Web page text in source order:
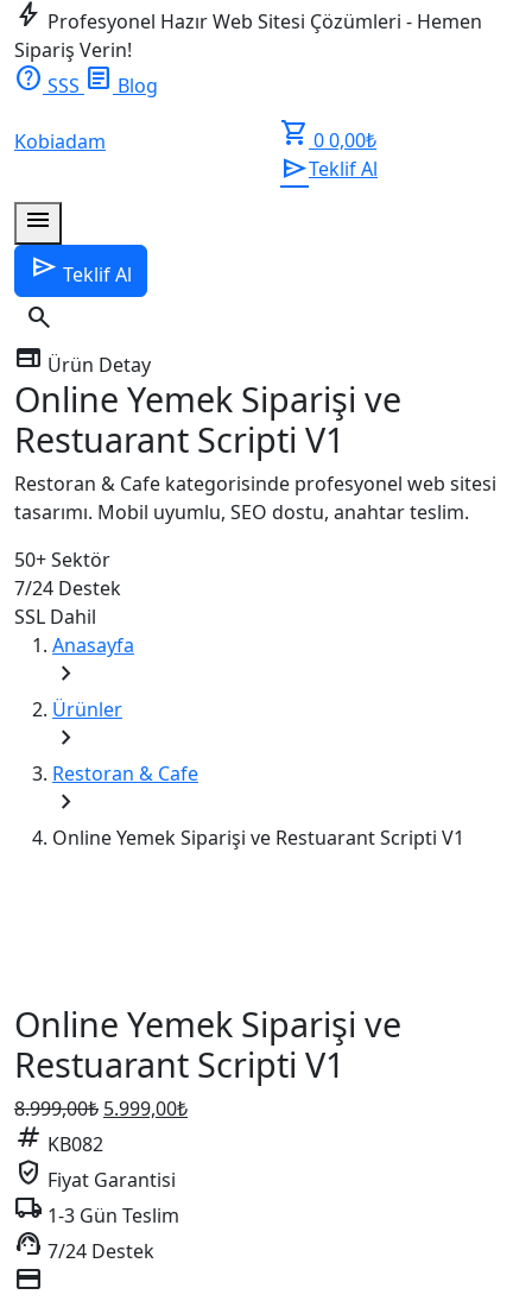
bolt Profesyonel Hazır Web Sitesi Çözümleri - Hemen
Sipariş Verin!
help SSS article Blog
Kobiadam shopping_cart 00,00₺
sendTeklif Al
menu
send Teklif Al
search
web Ürün Detay
Online Yemek Siparişi ve
Restuarant Scripti V1
Restoran & Cafe kategorisinde profesyonel web sitesi
tasarımı. Mobil uyumlu, SEO dostu, anahtar teslim.
50+Sektör
7/24 Destek
SSL Dahil
Anasayfa
chevron_right
Ürünler
chevron_right
Restoran & Cafe
chevron_right
Online Yemek Siparişi ve Restuarant Scripti V1
Online Yemek Siparişi ve
Restuarant Scripti V1
8.999,00₺ Orijinal
5.999,00₺Şu
tag KB082
verified_user Fiyat Garantisi
local_shipping 1-3 Gün Teslim
support_agent 7/24 Destek
credit_card